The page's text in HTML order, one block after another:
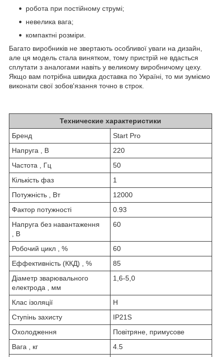
робота при постійному струмі;
невелика вага;
компактні розміри.
Багато виробників не звертають особливої уваги на дизайн,
але ця модель стала винятком, тому пристрій не вдасться
сплутати з аналогами навіть у великому виробничому цеху.
Якщо вам потрібна швидка доставка по Україні, то ми зуміємо
виконати свої зобов'язання точно в строк.
Технические характеристики
Бренд
Start Pro
Напруга , В
220
Частота , Гц
50
Кількість фаз
1
Потужність , Вт
12000
Фактор потужності
0.93
Напруга без навантаження
, В
60
Робочий цикл , %
60
Еффективність (ККД) , %
85
Діаметр зварювального
електрода , мм
1,6-5,0
Клас ізоляції
H
Ступінь захисту
IP21S
Охолодження
Повітряне, примусове
Вага , кг
4.5